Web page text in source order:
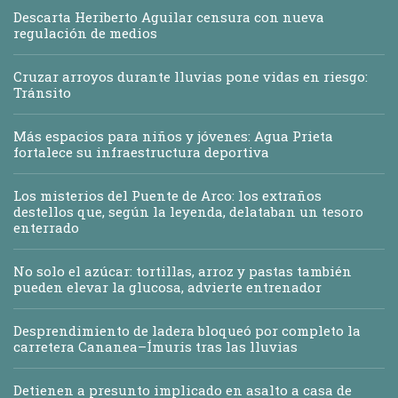
Descarta Heriberto Aguilar censura con nueva
regulación de medios
Cruzar arroyos durante lluvias pone vidas en riesgo:
Tránsito
Más espacios para niños y jóvenes: Agua Prieta
fortalece su infraestructura deportiva
Los misterios del Puente de Arco: los extraños
destellos que, según la leyenda, delataban un tesoro
enterrado
No solo el azúcar: tortillas, arroz y pastas también
pueden elevar la glucosa, advierte entrenador
Desprendimiento de ladera bloqueó por completo la
carretera Cananea–Ímuris tras las lluvias
Detienen a presunto implicado en asalto a casa de